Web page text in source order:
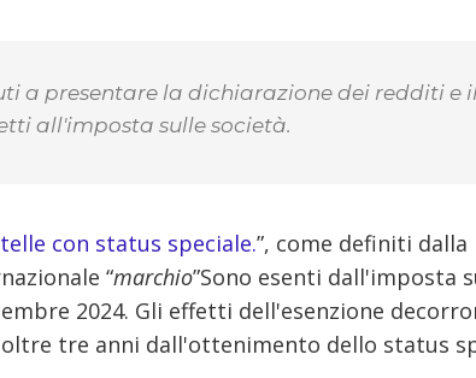
a presentare la dichiarazione dei redditi
all'imposta sulle società.
con status speciale.”, come definiti
“marchio”Sono esenti dall'imposta
2024. Gli effetti dell'esenzione
tre anni dall'ottenimento dello status